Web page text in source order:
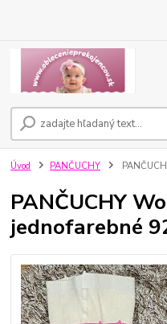
Úvod PANČUCHY
PANČUCHY
jednofarebné